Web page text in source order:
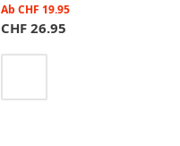
Ab CHF 19.95
CHF 26.95